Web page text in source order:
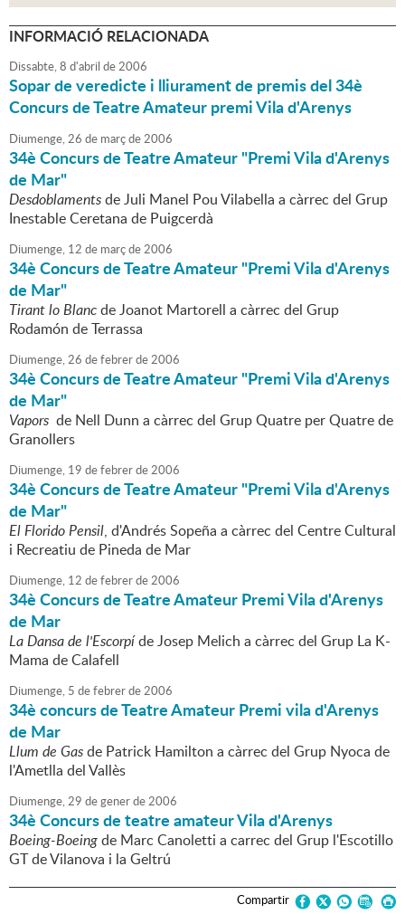
INFORMACIÓ RELACIONADA
Dissabte,8 d'abril de2006
Sopar de veredicte i lliurament de premis del 34è
Concurs de Teatre Amateur premi Vila d'Arenys
Diumenge,26 de marçde2006
34è Concurs de Teatre Amateur "Premi Vila d'Arenys
de Mar"
Desdoblamentsde Juli Manel Pou Vilabella a càrrec del Grup
Inestable Ceretana de Puigcerdà
Diumenge, 12 de marçde2006
34è Concurs de Teatre Amateur "Premi Vila d'Arenys
de Mar"
Tirant lo Blancde Joanot Martorell a càrrec del Grup
Rodamón de Terrassa
Diumenge,26 defebrerde2006
34è Concurs de Teatre Amateur "Premi Vila d'Arenys
de Mar"
Vapors de Nell Dunn a càrrec del Grup Quatre per Quatre de
Granollers
Diumenge, 19 defebrerde2006
34è Concurs de Teatre Amateur "Premi Vila d'Arenys
de Mar"
El Florido Pensil, d'Andrés Sopeña a càrrec del Centre Cultural
i Recreatiu de Pineda de Mar
Diumenge, 12 defebrerde2006
34è Concurs de Teatre Amateur Premi Vila d'Arenys
de Mar
La Dansa de l'Escorpíde Josep Melich a càrrec del Grup La K-
Mama de Calafell
Diumenge, 5 defebrerde2006
34è concurs de Teatre Amateur Premi vila d'Arenys
de Mar
Llum de Gasde Patrick Hamilton a càrrec del Grup Nyoca de
l'Ametlla del Vallès
Diumenge,29 degenerde2006
34è Concurs de teatre amateur Vila d'Arenys
Boeing-Boeingde Marc Canoletti a carrec del Grup l'Escotillo
GT de Vilanova i la Geltrú
Compartir